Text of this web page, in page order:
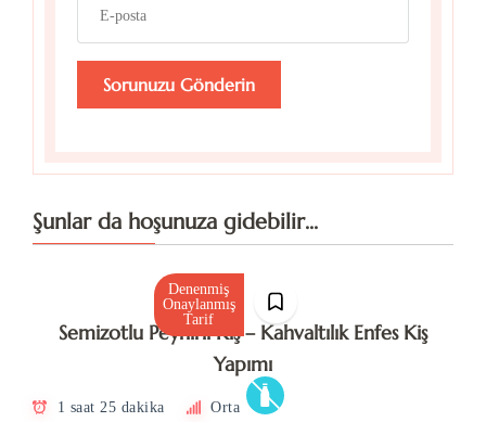
Şunlar da hoşunuza gidebilir...
Denenmiş
Onaylanmış
Tarif
Semizotlu Peynirli Kiş – Kahvaltılık Enfes Kiş
Yapımı
1 saat 25 dakika Orta